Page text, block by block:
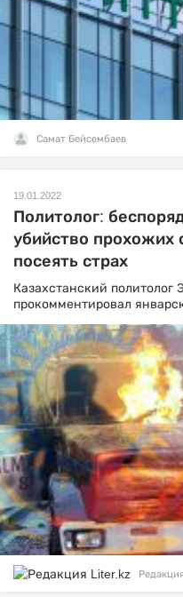
Самат Бейсембаев
19.01.2022
Политолог:
убийство прохожих
посеять страх
Казахстанский политолог
прокомментировал